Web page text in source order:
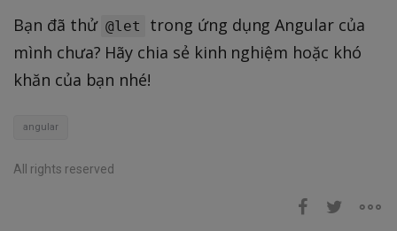
Bạn đã thử @let
trong ứng dụng Angular của
mình chưa? Hãy chia sẻ kinh nghiệm hoặc khó
khăn của bạn nhé!
angular
All rights reserved